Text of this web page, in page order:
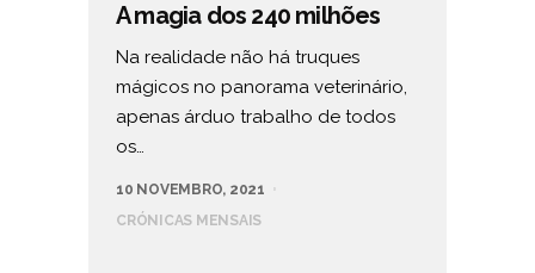
A magia dos 240 milhões
Na realidade não há truques
mágicos no panorama veterinário,
apenas árduo trabalho de todos
os…
10 NOVEMBRO, 2021
CRÓNICAS MENSAIS